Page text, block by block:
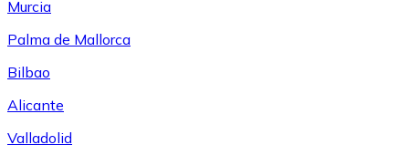
Murcia
Palma de Mallorca
Bilbao
Alicante
Valladolid